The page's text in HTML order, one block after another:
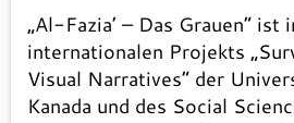
„Al-Fazia’ – Das Grauen” ist
internationalen Projekts
Visual Narratives” der
Kanada und des Social